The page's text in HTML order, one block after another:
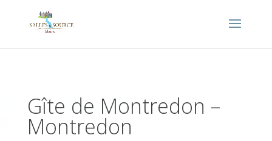
Gîte de Montredon –
Montredon